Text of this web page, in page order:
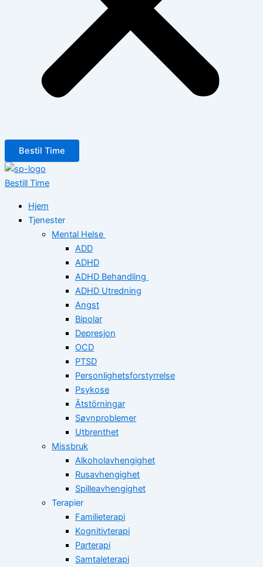
Bestil Time
Bestill Time
Hjem
Tjenester
Mental Helse
ADD
ADHD
ADHD Behandling
ADHD Utredning
Angst
Bipolar
Depresjon
OCD
PTSD
Personlighetsforstyrrelse
Psykose
Ätstörningar
Søvnproblemer
Utbrenthet
Missbruk
Alkoholavhengighet
Rusavhengighet
Spilleavhengighet
Terapier
Familieterapi
Kognitivterapi
Parterapi
Samtaleterapi